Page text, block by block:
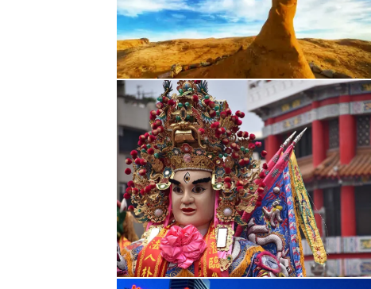
, אתר מוגן אונסק"ו, ואחד
ננסה לבקר באחד ממרכזי
נצא אל מרכז הקולנוע של
משם נמשיך אל אחד האתרים
מונח על צוק
סטודנטים לאמנות ואנשי יצירה